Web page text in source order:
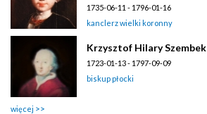
1735-06-11 - 1796-01-16
kanclerz wielki koronny
Krzysztof Hilary Szembek
1723-01-13 - 1797-09-09
biskup płocki
więcej